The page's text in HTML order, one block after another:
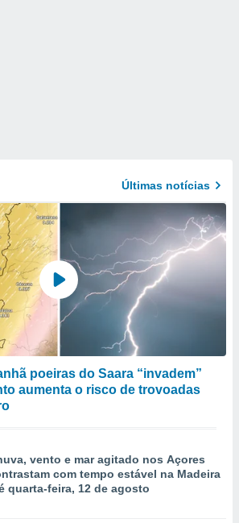
Últimas notícias
poeiras do Saara “invadem”
aumenta o risco de trovoadas
vento e mar agitado nos Açores
com tempo estável na Madeira
quarta-feira, 12 de agosto